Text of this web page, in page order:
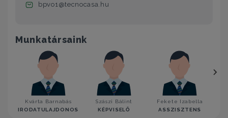
bpvo1@tecnocasa.hu
Munkatársaink
Kvárta Barnabás
IRODATULAJDONOS
Szászi Bálint
KÉPVISELŐ
Fekete Izabella
ASSZISZTENS